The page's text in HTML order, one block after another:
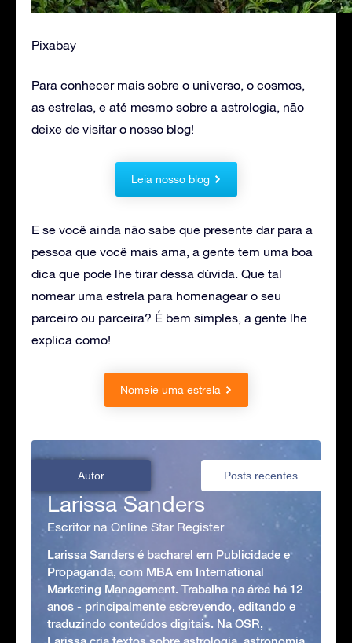
Pixabay
Para conhecer mais sobre o universo, o cosmos,
as estrelas, e até mesmo sobre a astrologia, não
deixe de visitar o nosso blog!
Leia nosso blog
E se você ainda não sabe que presente dar para a
pessoa que você mais ama, a gente tem uma boa
dica que pode lhe tirar dessa dúvida. Que tal
nomear uma estrela para homenagear o seu
parceiro ou parceira? É bem simples, a gente lhe
explica como!
Nomeie uma estrela
Autor Posts recentes
Larissa Sanders
Escritor na Online Star Register
Larissa Sanders é bacharel em Publicidade e
Propaganda, com MBA em International
Marketing Management. Trabalha na área há 12
anos - principalmente escrevendo, editando e
traduzindo conteúdos digitais. Na OSR,